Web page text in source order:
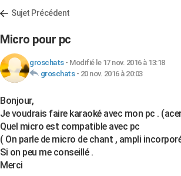
Sujet Précédent
Micro pour pc
groschats- Modifié le 17 nov. 2016 à 13:18
groschats- 20 nov. 2016 à 20:03
Bonjour,
Je voudrais faire karaoké avec mon pc .
Quel micro est compatible avec pc
( On parle de micro de chant , ampli
Si on peu me conseillé .
Merci